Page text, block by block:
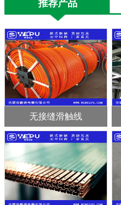
推荐产品
导管式安装图片